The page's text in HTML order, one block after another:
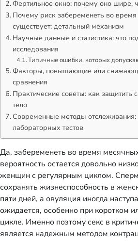
Фертильное окно: почему оно шире,
Почему риск забеременеть во
существует: детальный механизм
Научные данные и статистика: что
исследования
Типичные ошибки, которых
Факторы, повышающие или
сравнения
Практические советы: как защитить
тело
Современные методы
лабораторных тестов
Да, забеременеть во время
вероятность остается довольно
женщин с регулярным циклом.
сохранять жизнеспособность в
пяти дней, а овуляция иногда
ожидается, особенно при коротком
цикле. Именно поэтому секс в
является надежным методом